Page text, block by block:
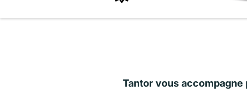
Tantor vous